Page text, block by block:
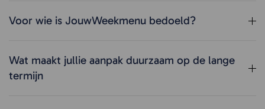
Voor wie is JouwWeekmenu bedoeld?
Wat maakt jullie aanpak duurzaam op de lange
termijn